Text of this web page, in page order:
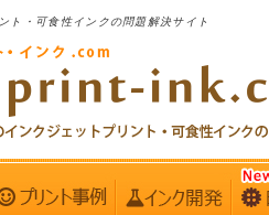
ト・可食性インクの問題解決サイト